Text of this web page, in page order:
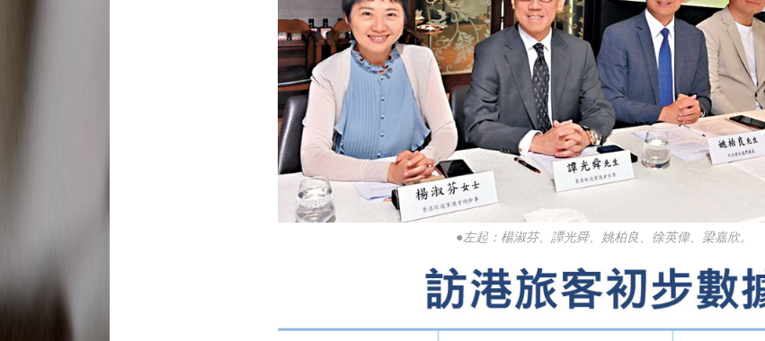
●左起：楊淑芬、譚光舜、姚柏良、徐英偉、梁嘉欣。